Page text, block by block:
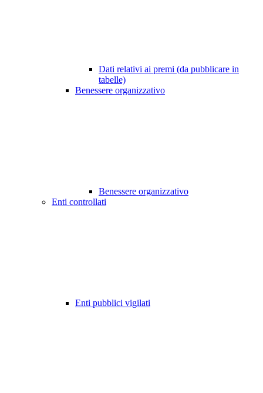
Dati relativi ai premi (da pubblicare in
tabelle)
Benessere organizzativo
Benessere organizzativo
Enti controllati
Enti pubblici vigilati